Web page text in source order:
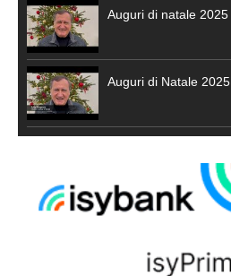
Auguri di natale 2025
Auguri di Natale 2025